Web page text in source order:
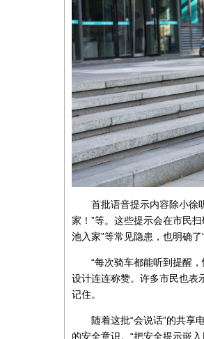
首批语音提示内容除小徐
家！”等。这些提示会在市民
池入家”等常见隐患，也明确
“每次骑车都能听到提醒
设计连连称赞。许多市民也表
记住。
随着这批“会说话”的共享
的安全意识。“把安全提示嵌